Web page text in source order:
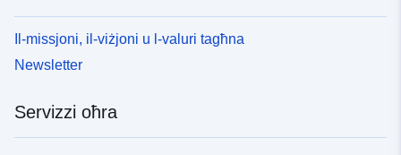
Il-missjoni, il-viżjoni u l-valuri tagħna
Newsletter
Servizzi oħra